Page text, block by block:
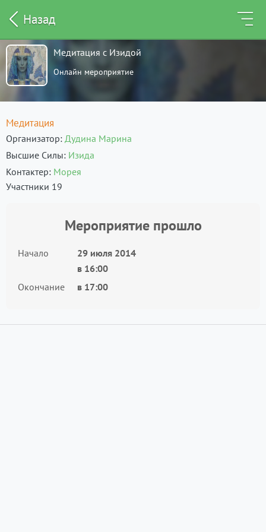
Назад
Медитация с Изидой
Онлайн мероприятие
Медитация
Организатор Дудина Марина
Высшие Силы Изида
Контактер Морея
Участники 19
Мероприятие прошло
Начало
29 июля 2014
в 16:00
Окончание
в 17:00